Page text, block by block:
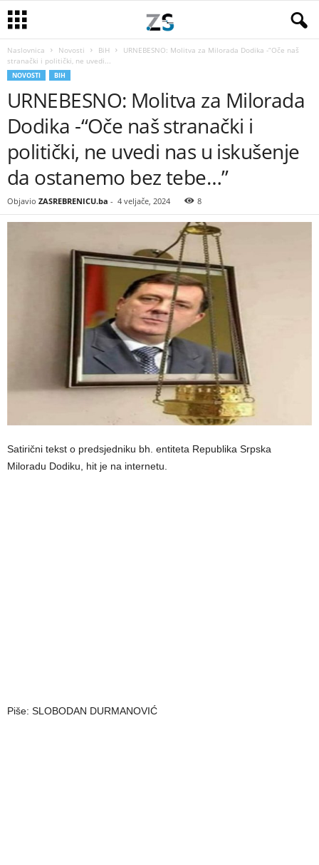
Naslovnica Novosti BiH
URNEBESNO: Molitva za Milorada Dodika -“Oče naš
stranački i politički, ne uvedi...
NOVOSTI BIH
URNEBESNO: Molitva za Milorada
Dodika -“Oče naš stranački i
politički, ne uvedi nas u iskušenje
da ostanemo bez tebe…”
Objavio ZASREBRENICU.ba - 4 veljače, 2024 8
Satirični tekst o predsjedniku bh. entiteta Republika Srpska
Miloradu Dodiku, hit je na internetu.
Piše: SLOBODAN DURMANOVIĆ